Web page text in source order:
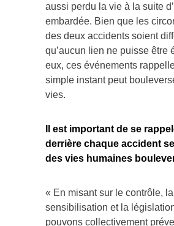
aussi perdu la vie à la suite
embardée. Bien que les
des deux accidents soient
qu’aucun lien ne puisse être
eux, ces événements
simple instant peut
vies.
Il est important de se
derrière chaque accident
des vies humaines
« En misant sur le contrôle, la
sensibilisation et la
pouvons collectivement